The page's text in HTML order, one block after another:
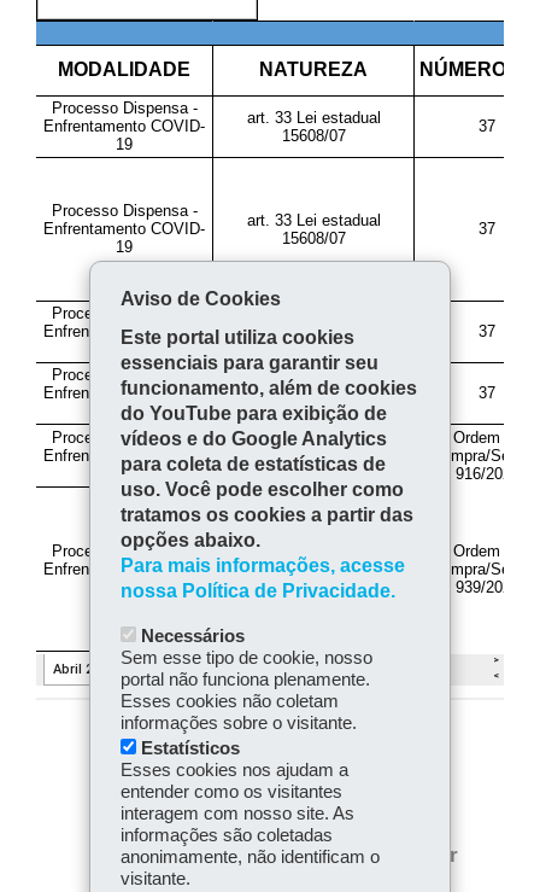
COMPARTILHE:
Fa
ce
bo
Tw
itt
Voltar Início
Imprimir
Aviso de Cookies
Este portal utiliza cookies
essenciais para garantir seu
funcionamento, além de cookies
do YouTube para exibição de
vídeos e do Google Analytics
para coleta de estatísticas de
uso. Você pode escolher como
tratamos os cookies a partir das
opções abaixo.
Para mais informações, acesse
nossa Política de Privacidade.
Necessários
Sem esse tipo de cookie, nosso
portal não funciona plenamente.
Esses cookies não coletam
informações sobre o visitante.
Estatísticos
Esses cookies nos ajudam a
entender como os visitantes
interagem com nosso site. As
informações são coletadas
anonimamente, não identificam o
visitante.